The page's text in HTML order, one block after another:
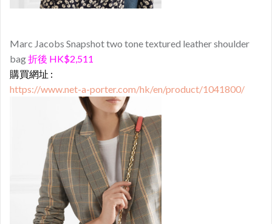
Marc Jacobs Snapshot two tone textured leather shoulder
bag折後 HK$2,511
購買網址 :
https://www.net-a-porter.com/hk/en/product/1041800/